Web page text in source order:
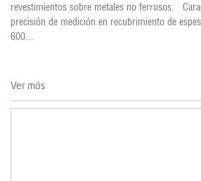
revestimientos sobre metales no ferrosos.
precisión de medición en recubrimiento de
600...
Ver más